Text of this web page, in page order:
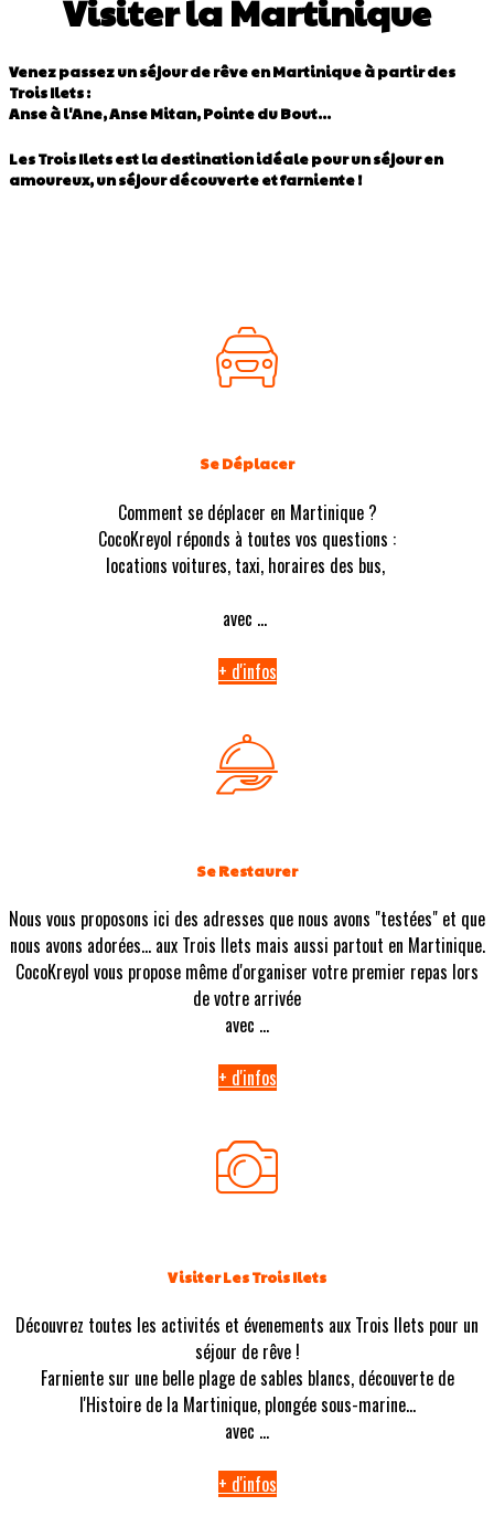
Visiter la Martinique
Venez passez un séjour de rêve en Martinique à partir des
Trois Ilets :
Anse à l'Ane, Anse Mitan, Pointe du Bout...
Les Trois Ilets est la destination idéale pour un séjour en
amoureux, un séjour découverte et farniente !
Se Déplacer
Comment se déplacer en Martinique ?
CocoKreyol réponds à toutes vos questions :
locations voitures, taxi, horaires des bus,
avec ...
+ d'infos
Se Restaurer
Nous vous proposons ici des adresses que nous avons "testées" et que
nous avons adorées... aux Trois Ilets mais aussi partout en Martinique.
CocoKreyol vous propose même d'organiser votre premier repas lors
de votre arrivée
avec ...
+ d'infos
Visiter Les Trois Ilets
Découvrez toutes les activités et évenements aux Trois Ilets pour un
séjour de rêve !
Farniente sur une belle plage de sables blancs, découverte de
l'Histoire de la Martinique, plongée sous-marine...
avec ...
+ d'infos